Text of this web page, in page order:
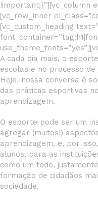
!important;}”][vc_column
[vc_row_inner
[vc_custom_heading
A cada dia mais, o
escolas e no processo
Hoje, nossa conversa é
das práticas esportivas
aprendizagem.
O esporte pode ser um
agregar (muitos!)
aprendizagem, e, por
alunos, para as
como um todo,
formação de cidadãos
sociedade.